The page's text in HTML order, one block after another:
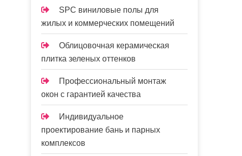
SPC виниловые полы для
жилых и коммерческих помещений
Облицовочная керамическая
плитка зеленых оттенков
Профессиональный монтаж
окон с гарантией качества
Индивидуальное
проектирование бань и парных
комплексов